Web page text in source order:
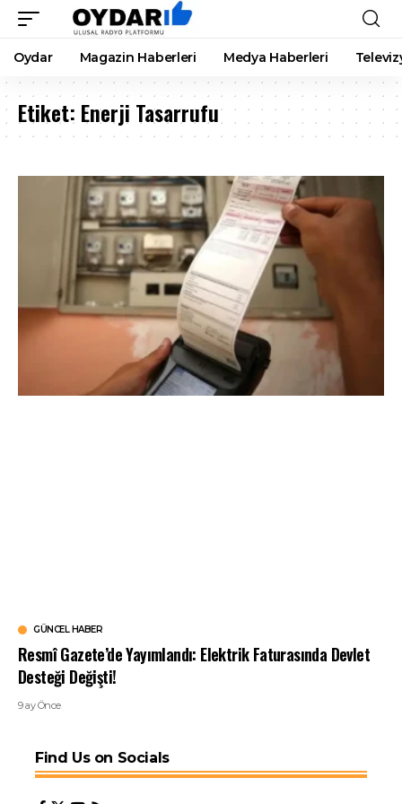
Oydar Magazin Haberleri Medya Haberleri
Etiket: Enerji Tasarrufu
GÜNCEL HABER
Resmî Gazete’de Yayımlandı: Elektrik Faturasında Devlet
Desteği Değişti!
9 ay Önce
Find Us on Socials